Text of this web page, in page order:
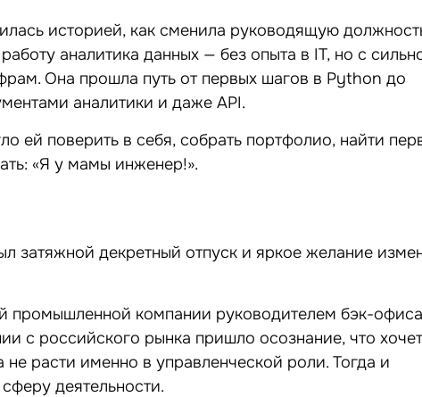
историей, как сменила руководящую
аналитика данных — без опыта в IT, но с
Она прошла путь от первых шагов в Python до
аналитики и даже API.
ей поверить в себя, собрать портфолио, найти
«Я у мамы инженер!».
затяжной декретный отпуск и яркое желание
промышленной компании руководителем бэк-офиса
с российского рынка пришло осознание, что
не расти именно в управленческой роли. Тогда и
деятельности.